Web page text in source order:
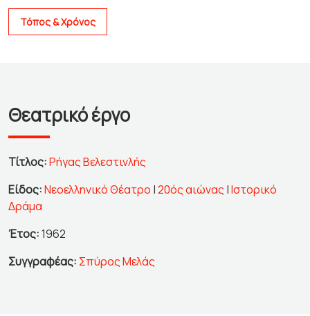
Τόπος & Χρόνος
Θεατρικό έργο
Τίτλος:Ρήγας Βελεστινλής
Είδος:Νεοελληνικό Θέατρο |20ός αιώνας |Ιστορικό
Δράμα
Έτος:1962
Συγγραφέας: Σπύρος Μελάς